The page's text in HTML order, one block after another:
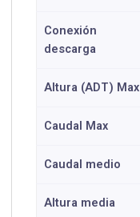
Conexión
descarga
Altura (ADT) Max
Caudal Max
Caudal medio
Altura media